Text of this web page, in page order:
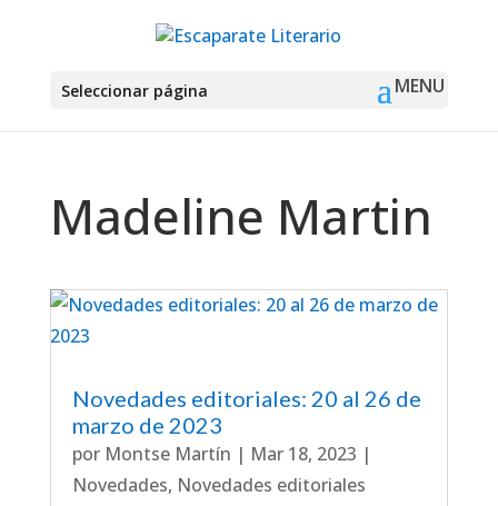
Seleccionar página
Madeline Martin
Novedades editoriales: 20 al 26 de
marzo de 2023
por Montse Martín | Mar 18, 2023 |
Novedades, Novedades editoriales